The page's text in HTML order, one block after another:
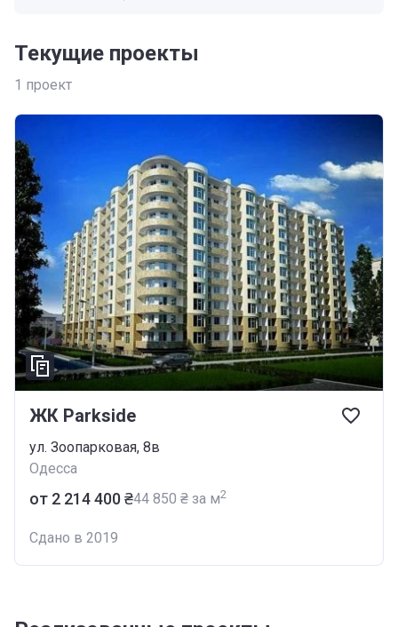
Текущие проекты
1 проект
ЖК Parkside
ул. Зоопарковая, 8в
Одесса
от ‍2 214 400 ₴‍44 850 ₴ за м2
Сдано в 2019